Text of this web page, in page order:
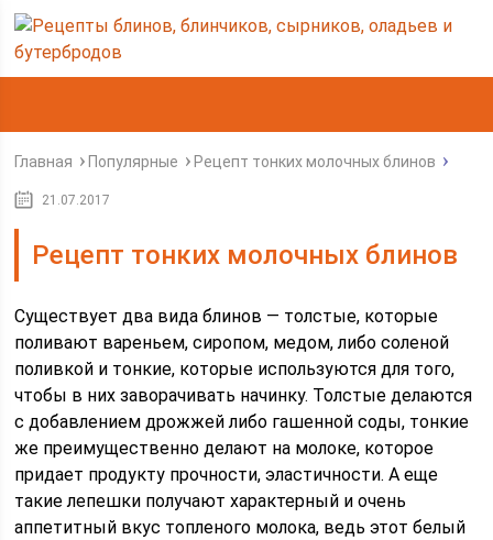
Главная Популярные Рецепт тонких молочных блинов
21.07.2017
Рецепт тонких молочных блинов
Существует два вида блинов — толстые, которые
поливают вареньем, сиропом, медом, либо соленой
поливкой и тонкие, которые используются для того,
чтобы в них заворачивать начинку. Толстые делаются
с добавлением дрожжей либо гашенной соды, тонкие
же преимущественно делают на молоке, которое
придает продукту прочности, эластичности. А еще
такие лепешки получают характерный и очень
аппетитный вкус топленого молока, ведь этот белый